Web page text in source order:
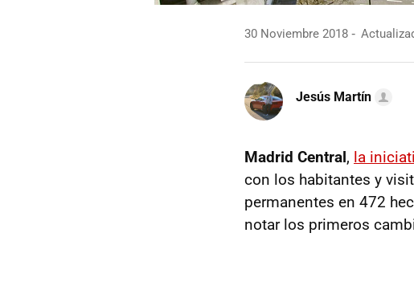
30 Noviembre 2018
Jesús Martín
Madrid Central, la
con los habitantes y
permanentes en 472
notar los primeros